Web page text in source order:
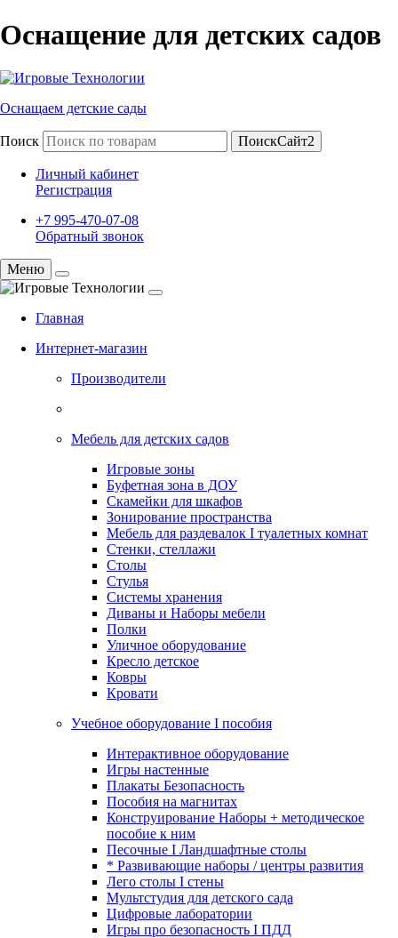
Оснащение для детских садов
Оснащаем детские сады
Поиск ПоискСайт2
Личный кабинет
Регистрация
+7 995-470-07-08
Обратный звонок
Меню
Главная
Интернет-магазин
Производители
Мебель для детских садов
Игровые зоны
Буфетная зона в ДОУ
Скамейки для шкафов
Зонирование пространства
Мебель для раздевалок I туалетных комнат
Стенки, стеллажи
Столы
Стулья
Системы хранения
Диваны и Наборы мебели
Полки
Уличное оборудование
Кресло детское
Ковры
Кровати
Учебное оборудование I пособия
Интерактивное оборудование
Игры настенные
Плакаты Безопасность
Пособия на магнитах
Конструирование Наборы + методическое
пособие к ним
Песочные I Ландшафтные столы
* Развивающие наборы / центры развития
Лего столы I стены
Мультстудия для детского сада
Цифровые лаборатории
Игры про безопасность I ПДД